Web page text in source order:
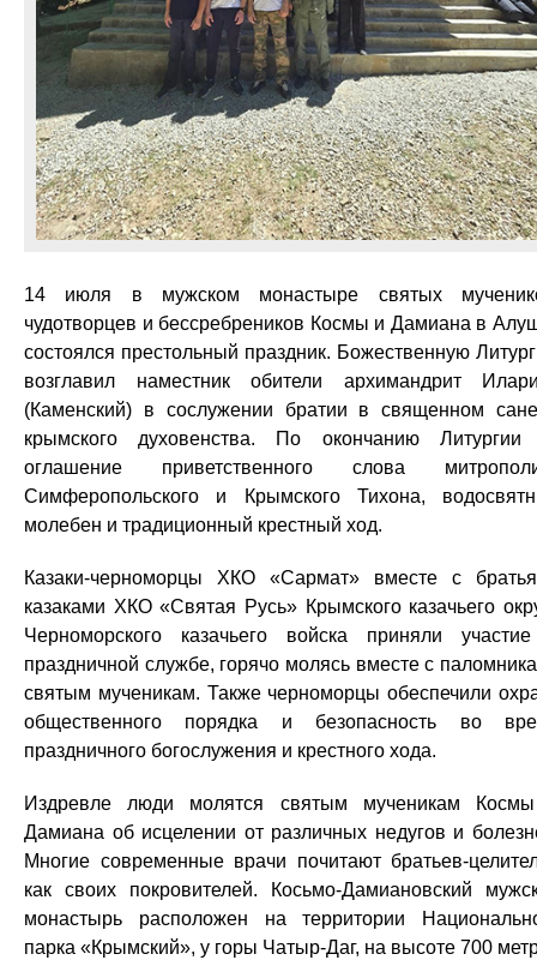
14 июля в мужском монастыре святых
чудотворцев и бессребреников Космы и Дамиана в
состоялся престольный праздник. Божественную
возглавил наместник обители архимандрит
(Каменский) в сослужении братии в священном
крымского духовенства. По окончанию
оглашение приветственного слова
Симферопольского и Крымского Тихона,
молебен и традиционный крестный ход.
Казаки-черноморцы ХКО «Сармат» вместе с
казаками ХКО «Святая Русь» Крымского казачьего
Черноморского казачьего войска приняли
праздничной службе, горячо молясь вместе с
святым мученикам. Также черноморцы обеспечили
общественного порядка и безопасность во
праздничного богослужения и крестного хода.
Издревле люди молятся святым мученикам
Дамиана об исцелении от различных недугов и
Многие современные врачи почитают братьев-
как своих покровителей. Косьмо-Дамиановский
монастырь расположен на территории
парка «Крымский», у горы Чатыр-Даг, на высоте 700